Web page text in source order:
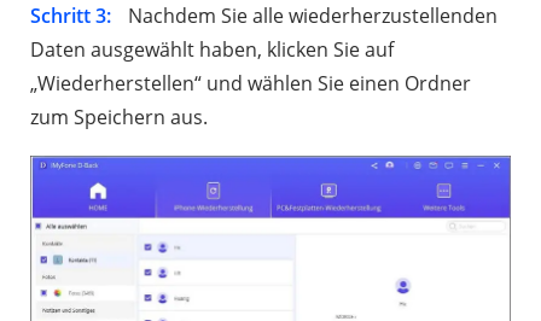
Schritt 3:
Nachdem Sie alle wiederherzustellenden
Daten ausgewählt haben, klicken Sie auf
„Wiederherstellen“ und wählen Sie einen Ordner
zum Speichern aus.